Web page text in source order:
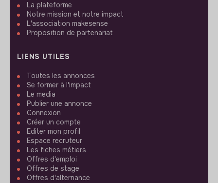
La plateforme
Notre mission et notre impact
L'association makesense
Proposition de partenariat
LIENS UTILES
Toutes les annonces
Se former à l'impact
Le media
Publier une annonce
Connexion
Créer un compte
Editer mon profil
Espace recruteur
Les fiches métiers
Offres d'emploi
Offres de stage
Offres d'alternance